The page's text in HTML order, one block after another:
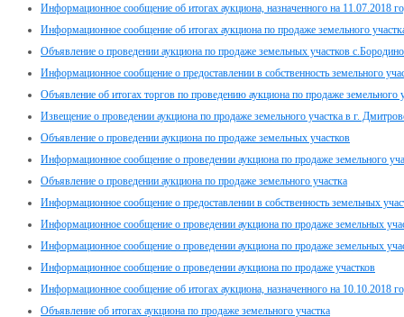
Информационное сообщение об итогах аукциона, назначенного на 11.07.2018
Информационное сообщение об итогах аукциона по продаже земельного
Объявление о проведении аукциона по продаже земельных участков
Информационное сообщение о предоставлении в собственность земельного
Объявление об итогах торгов по проведению аукциона по продаже земельного
Извещение о проведении аукциона по продаже земельного участка в г.
Объявление о проведении аукциона по продаже земельных участков
Информационное сообщение о проведении аукциона по продаже земельного
Объявление о проведении аукциона по продаже земельного участка
Информационное сообщение о предоставлении в собственность земельных
Информационное сообщение о проведении аукциона по продаже земельных
Информационное сообщение о проведении аукциона по продаже земельных
Информационное сообщение о проведении аукциона по продаже участков
Информационное сообщение об итогах аукциона, назначенного на 10.10.2018
Объявление об итогах аукциона по продаже земельного участка